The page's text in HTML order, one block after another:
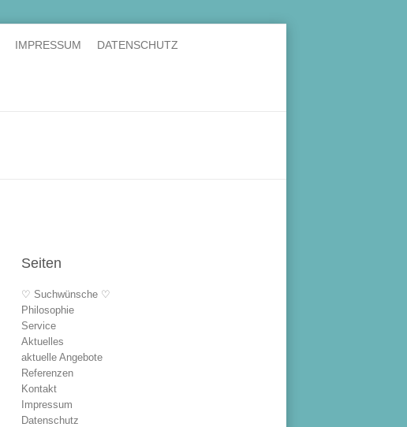
IMPRESSUM DATENSCHUTZ
Seiten
♡ Suchwünsche ♡
Philosophie
Service
Aktuelles
aktuelle Angebote
Referenzen
Kontakt
Impressum
Datenschutz